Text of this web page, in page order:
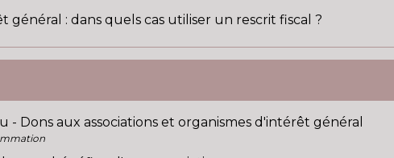
général : dans quels cas utiliser un rescrit fiscal ?
- Dons aux associations et organismes d'intérêt général